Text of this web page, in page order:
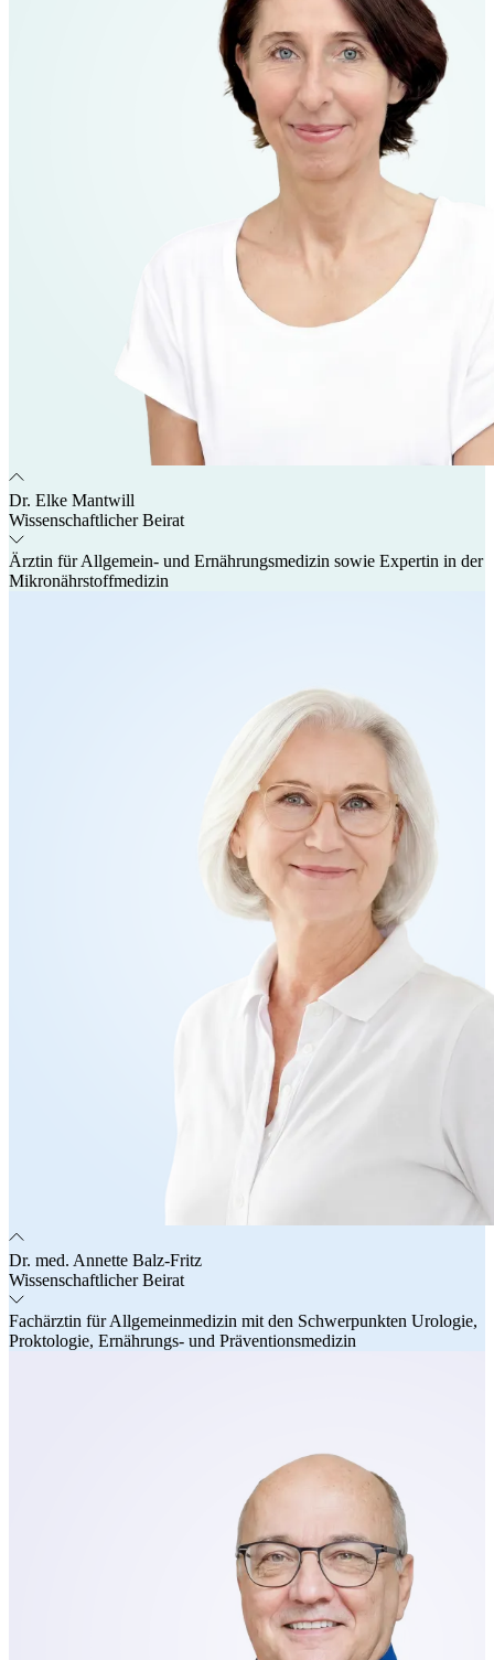
Dr. Elke Mantwill
Wissenschaftlicher Beirat
Ärztin für Allgemein- und Ernährungsmedizin sowie Expertin in der
Mikronährstoffmedizin
Dr. med. Annette Balz-Fritz
Wissenschaftlicher Beirat
Fachärztin für Allgemeinmedizin mit den Schwerpunkten Urologie,
Proktologie, Ernährungs- und Präventionsmedizin